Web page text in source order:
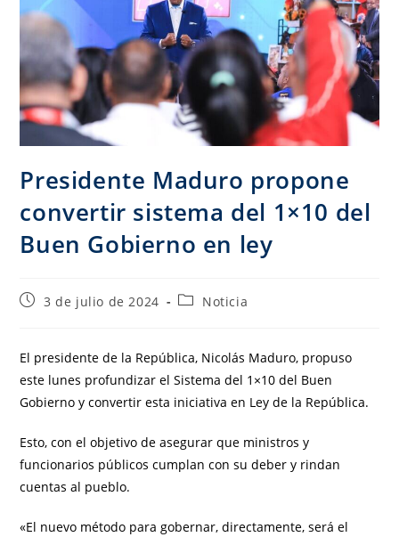
Presidente Maduro propone
convertir sistema del 1×10 del
Buen Gobierno en ley
3 de julio de 2024 Noticia
El presidente de la República, Nicolás Maduro, propuso
este lunes profundizar el Sistema del 1×10 del Buen
Gobierno y convertir esta iniciativa en Ley de la República.
Esto, con el objetivo de asegurar que ministros y
funcionarios públicos cumplan con su deber y rindan
cuentas al pueblo.
«El nuevo método para gobernar, directamente, será el